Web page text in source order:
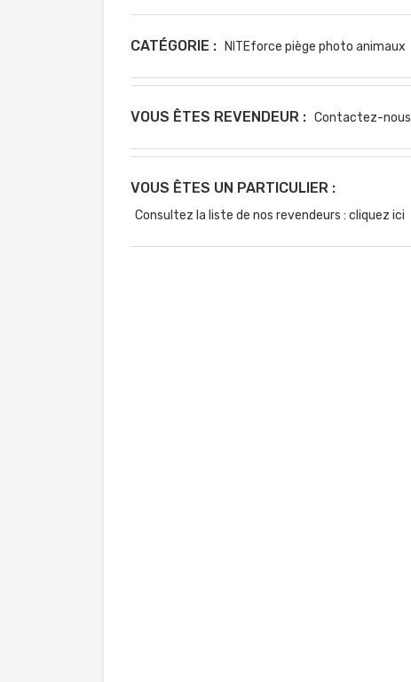
CATÉGORIE : NITEforce piège photo animaux
VOUS ÊTES REVENDEUR : Contactez-nous
VOUS ÊTES UN PARTICULIER :
Consultez la liste de nos revendeurs : cliquez ici